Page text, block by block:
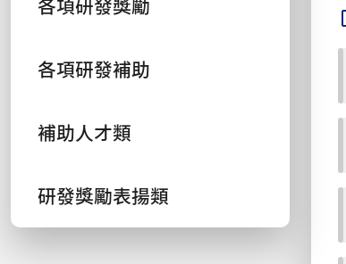
各項研發獎勵
各項研發補助
補助人才類
研發獎勵表揚類